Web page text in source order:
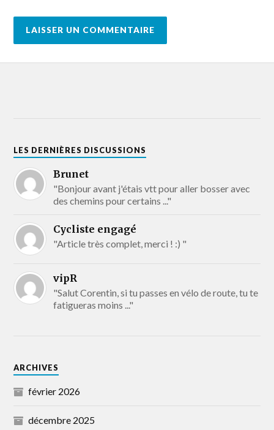
LES DERNIÈRES DISCUSSIONS
Brunet
"Bonjour avant j'étais vtt pour aller bosser avec
des chemins pour certains ..."
Cycliste engagé
"Article très complet, merci ! :) "
vipR
"Salut Corentin, si tu passes en vélo de route, tu te
fatigueras moins ..."
ARCHIVES
février 2026
décembre 2025